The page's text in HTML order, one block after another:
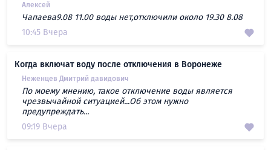
Алексей
Чапаева9.08 11.00 воды нет,отключили около 19.30 8.08
10:45 Вчера
Когда включат воду после отключения в Воронеже
Неженцев Дмитрий давидович
По моему мнению, такое отключение воды является
чрезвычайной ситуацией...Об этом нужно
предупреждать...
09:19 Вчера